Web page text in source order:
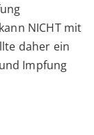
NICHT mit
daher ein
Impfung